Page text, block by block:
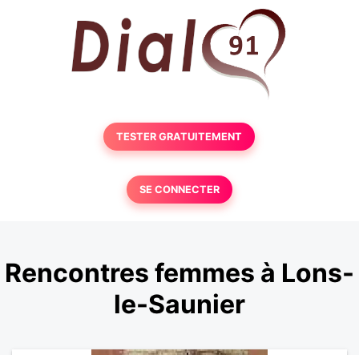
TESTER GRATUITEMENT
SE CONNECTER
Rencontres femmes à Lons-
le-Saunier